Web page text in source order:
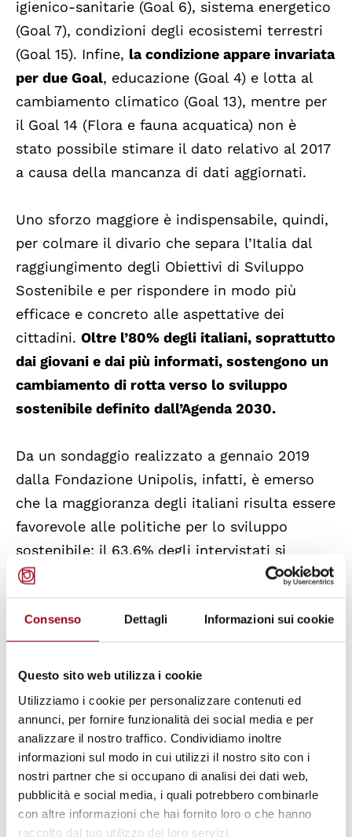
Consenso Dettagli Informazioni sui cookie
Questo sito web utilizza i cookie
Utilizziamo i cookie per personalizzare contenuti ed
annunci, per fornire funzionalità dei social media e per
analizzare il nostro traffico. Condividiamo inoltre
informazioni sul modo in cui utilizzi il nostro sito con i
nostri partner che si occupano di analisi dei dati web,
pubblicità e social media, i quali potrebbero combinarle
con altre informazioni che hai fornito loro o che hanno
raccolto dal tuo utilizzo dei loro servizi.
igienico-sanitarie (Goal 6), sistema energetico
(Goal 7), condizioni degli ecosistemi terrestri
(Goal 15). Infine, la condizione appare invariata
per due Goal, educazione (Goal 4) e lotta al
cambiamento climatico (Goal 13), mentre per
il Goal 14 (Flora e fauna acquatica) non è
stato possibile stimare il dato relativo al 2017
a causa della mancanza di dati aggiornati.
Uno sforzo maggiore è indispensabile, quindi,
per colmare il divario che separa l’Italia dal
raggiungimento degli Obiettivi di Sviluppo
Sostenibile e per rispondere in modo più
efficace e concreto alle aspettative dei
cittadini. Oltre l’80% degli italiani, soprattutto
dai giovani e dai più informati, sostengono un
cambiamento di rotta verso lo sviluppo
sostenibile definito dall’Agenda 2030.
Da un sondaggio realizzato a gennaio 2019
dalla Fondazione Unipolis, infatti, è emerso
che la maggioranza degli italiani risulta essere
favorevole alle politiche per lo sviluppo
sostenibile: il 63,6% degli intervistati si
dichiara “favorevole” e il 20,1% “molto
favorevole”; solo il 7,9% è “contrario/molto
contrario”, mentre l’8,5% “non sa/non
risponde”.
Si tratta di dati nettamente più orientati allo
sviluppo sostenibile di quanto rilevato tre
anni fa, quando il 77,2% si esprimeva a favore,
l’8,5% contro e il 14,4% non aveva un’opinione.
È a favore di politiche per lo sviluppo
sostenibile il 91,6% dei giovani tra i 15 e i 24
anni (contro il 75,3% degli